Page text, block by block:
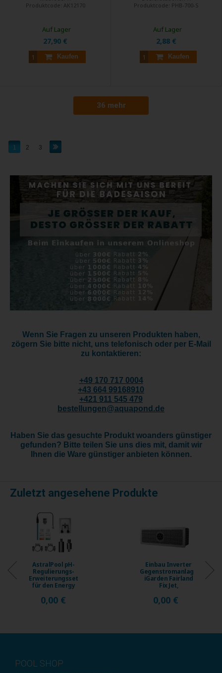
Produktcode: AK12170
27,90 €
Kaufen
Auf Lager
Produktcode: PHB-700-S
2,88 €
Kaufen
Auf Lager
36 mehr
1 2 3
Wenn Sie Fragen zu unseren Produkten haben,
zögern Sie bitte nicht, uns telefonisch oder per E-Mail
zu kontaktieren:
+49 170 717 0004
+43 664 99168910
+421 911 545 479
bestellungen@aquapond.de
Haben Sie das gesuchte Produkt woanders günstiger
gefunden? Bitte teilen Sie uns dies mit, damit wir
Ihnen die Ware günstiger anbieten können.
Zuletzt angesehene Produkte
Einbau Inverter
Gegenstromanlage
iGarden Fairland
Fix Jet,
0,00 €
Einbau Inverter
Gegenstromanlage
iGarden Fairland
Fix Jet,
0,00 €
POOL SHOP